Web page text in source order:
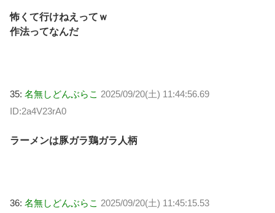
怖くて行けねえってｗ
作法ってなんだ
35: 名無しどんぶらこ 2025/09/20(土) 11:44:56.69
ID:2a4V23rA0
ラーメンは豚ガラ鶏ガラ人柄
36: 名無しどんぶらこ 2025/09/20(土) 11:45:15.53